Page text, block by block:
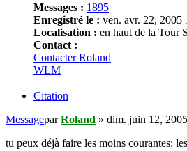
Messages : 1895
Enregistré le : ven. avr. 22, 2005
Localisation : en haut de la Tour
Contact :
Contacter Roland
WLM
Citation
MessageparRoland » dim. juin 12,
tu peux déjà faire les moins courantes: